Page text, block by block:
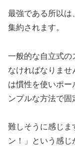
最強である所以は
集約されます。
一般的な自立式の
なければなりま
は慣性を使いポー
ンプルな方法で固
難しそうに感じま
ン！」という感じ